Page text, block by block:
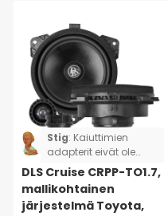
Stig: Kaiuttimien
adapterit eivät ole
täydelliset, jouduin
leikkaamaan ja
juottamaan kaksi
kaiutinta. Koskee
DLS Cruise CRPP-TO1.7,
mallikohtainen
järjestelmä Toyota,